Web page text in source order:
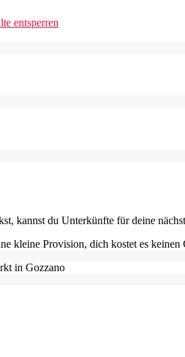
entsperren
kannst du Unterkünfte für deine
kleine Provision, dich kostet es keinen
in Gozzano